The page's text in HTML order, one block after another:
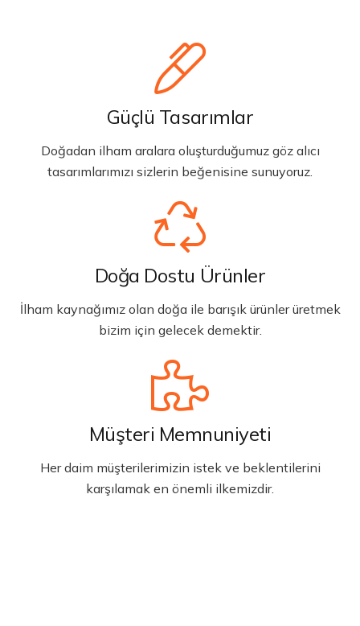
Güçlü Tasarımlar
Doğadan ilham aralara oluşturduğumuz göz alıcı
tasarımlarımızı sizlerin beğenisine sunuyoruz.
Doğa Dostu Ürünler
İlham kaynağımız olan doğa ile barışık ürünler üretmek
bizim için gelecek demektir.
Müşteri Memnuniyeti
Her daim müşterilerimizin istek ve beklentilerini
karşılamak en önemli ilkemizdir.